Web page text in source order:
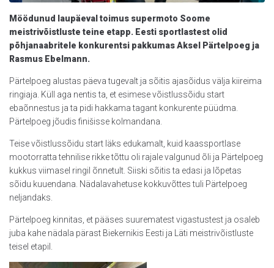
Möödunud laupäeval toimus supermoto Soome
meistrivõistluste teine etapp. Eesti sportlastest olid
põhjanaabritele konkurentsi pakkumas Aksel Pärtelpoeg ja
Rasmus Ebelmann.
Pärtelpoeg alustas päeva tugevalt ja sõitis ajasõidus välja kiireima
ringiaja. Küll aga nentis ta, et esimese võistlussõidu start
ebaõnnestus ja ta pidi hakkama tagant konkurente püüdma.
Pärtelpoeg jõudis finišisse kolmandana.
Teise võistlussõidu start läks edukamalt, kuid kaassportlase
mootorratta tehnilise rikke tõttu oli rajale valgunud õli ja Pärtelpoeg
kukkus viimasel ringil õnnetult. Siiski sõitis ta edasi ja lõpetas
sõidu kuuendana. Nädalavahetuse kokkuvõttes tuli Pärtelpoeg
neljandaks.
Pärtelpoeg kinnitas, et pääses suurematest vigastustest ja osaleb
juba kahe nädala pärast Biekernikis Eesti ja Läti meistrivõistluste
teisel etapil.